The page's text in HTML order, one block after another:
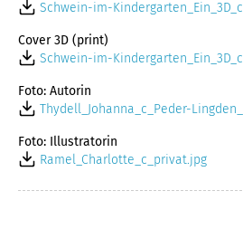
Schwein-im-
Cover 3D (print)
Schwein-im-
Foto: Autorin
Thydell_Johanna_c_Peder-
Foto: Illustratorin
Ramel_Charlotte_c_privat.jpg